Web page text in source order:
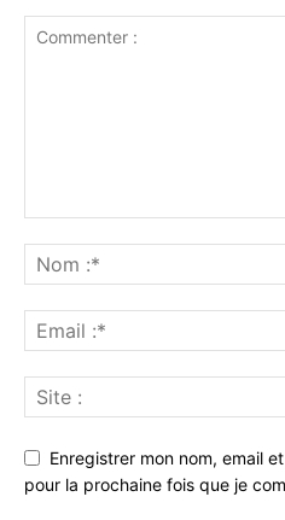
Enregistrer mon nom, email
pour la prochaine fois que je